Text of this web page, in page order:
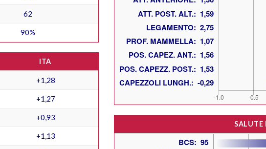
62
90%
ITA
+1,28
+1,27
+0,93
+1,13
SALUTE